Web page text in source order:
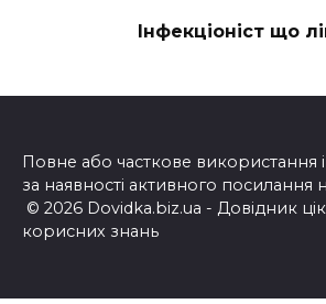
Інфекціоніст що
Повне або часткове використання
за наявності активного посилання
© 2026 Dovidka.biz.ua - Довідник
корисних знань